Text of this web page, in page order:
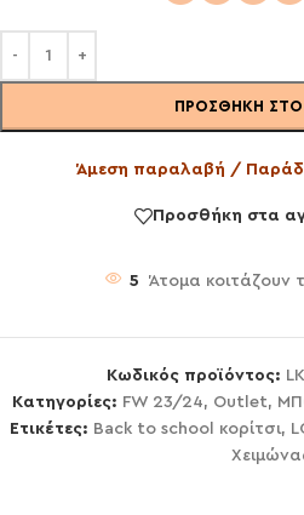
ΠΡΟΣΘΉΚΗ ΣΤΟ
Άμεση παραλαβή /
Προσθήκη στα
5 Άτομα κοιτάζουν
Κωδικός προϊόντος:
Κατηγορίες: FW 23/24, Outlet,
Ετικέτες: Back to school κορίτσι,